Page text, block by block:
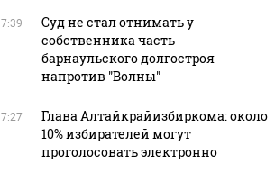
7:39
Суд не стал отнимать у
собственника часть
барнаульского долгостроя
напротив "Волны"
7:27
Глава Алтайкрайизбиркома: около
10% избирателей могут
проголосовать электронно